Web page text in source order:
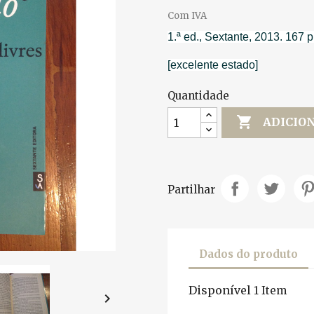

Com IVA
1.ª ed., Sextante, 2013. 167
[excelente estado]
Quantidade

Partilhar
Dados do produto
Disponível 1 Item